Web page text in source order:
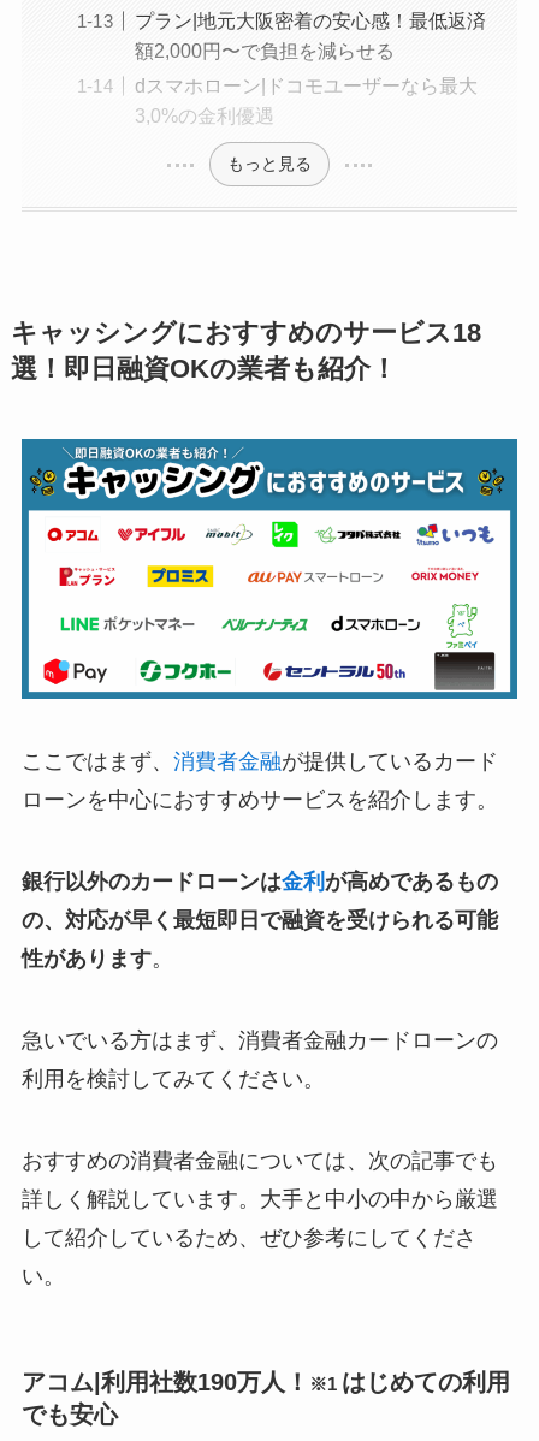
プラン|地元大阪密着の安心感！最低返済
額2,000円〜で負担を減らせる
dスマホローン|ドコモユーザーなら最大
3,0%の金利優遇
もっと見る
キャッシングにおすすめのサービス18
選！即日融資OKの業者も紹介！
ここではまず、 消費者金融が提供しているカード
ローンを中心におすすめサービスを紹介します。
銀行以外のカードローンは金利 が高めであるもの
の、対応が早く最短即日で融資を受けられる可能
性があります。
急いでいる方はまず、消費者金融カードローンの
利用を検討してみてください。
おすすめの消費者金融については、次の記事でも
詳しく解説しています。大手と中小の中から厳選
して紹介しているため、ぜひ参考にしてくださ
い。
アコム|利用社数190万人！ ※1 はじめての利用
でも安心